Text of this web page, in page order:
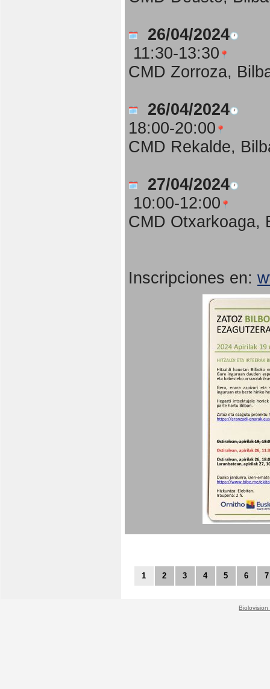
26/04/2024
11:30-13:30
CMD Zorroza,
26/04/2024
18:00-20:00
CMD Rekalde,
27/04/2024
10:00-12:00
CMD Otxarkoaga,
Inscripciones en:
1 2 3 4 5 6 7
Biolovision